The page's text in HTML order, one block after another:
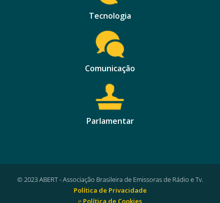
Tecnologia
Comunicação
Parlamentar
© 2023 ABERT - Associação Brasileira de Emissoras de Rádio e Tv.
Política de Privacidade
e Política de Cookies